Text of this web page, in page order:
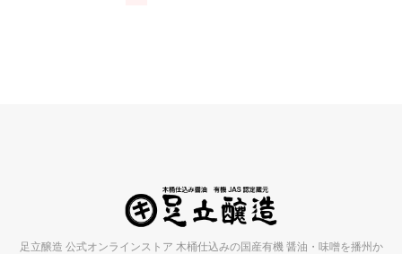
足立醸造 公式オンラインストア 木桶仕込みの国産有機 醤油・味噌を播州か